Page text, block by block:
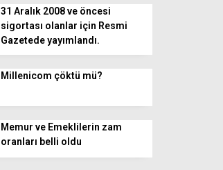
31 Aralık 2008 ve öncesi
sigortası olanlar için Resmi
Gazetede yayımlandı.
Millenicom çöktü mü?
Memur ve Emeklilerin zam
oranları belli oldu